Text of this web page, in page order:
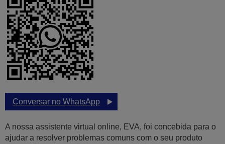
Conversar no WhatsApp
A nossa assistente virtual online, EVA, foi concebida para o
ajudar a resolver problemas comuns com o seu produto